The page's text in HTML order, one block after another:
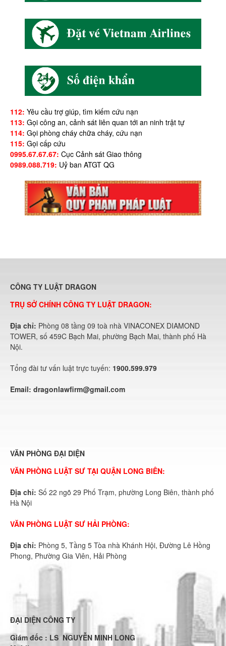
112: Yêu cầu trợ giúp, tìm kiếm cứu nạn
113: Gọi công an, cảnh sát liên quan tới an ninh trật tự
114: Gọi phòng cháy chữa cháy, cứu nạn
115: Gọi cấp cứu
0995.67.67.67: Cục Cảnh sát Giao thông
0989.088.719: Uỷ ban ATGT QG
CÔNG TY LUẬT DRAGON
TRỤ SỞ CHÍNH CÔNG TY LUẬT DRAGON:
Địa chỉ: Phòng 08 tầng 09 toà nhà VINACONEX DIAMOND
TOWER, số 459C Bạch Mai, phường Bạch Mai, thành phố Hà
Nội.
Tổng đài tư vấn luật trực tuyến: 1900.599.979
Email: dragonlawfirm@gmail.com
VĂN PHÒNG ĐẠI DIỆN
VĂN PHÒNG LUẬT SƯ TẠI QUẬN LONG BIÊN:
Địa chỉ: Số 22 ngõ 29 Phố Trạm, phường Long Biên, thành phố
Hà Nội
VĂN PHÒNG LUẬT SƯ HẢI PHÒNG:
Địa chỉ: Phòng 5, Tầng 5 Tòa nhà Khánh Hội, Đường Lê Hồng
Phong, Phường Gia Viên, Hải Phòng
ĐẠI DIỆN CÔNG TY
Giám đốc : LS NGUYỄN MINH LONG